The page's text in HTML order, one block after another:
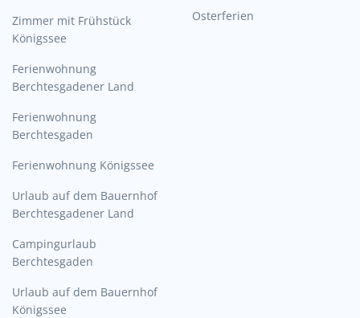
Zimmer mit Frühstück
Königssee
Ferienwohnung
Berchtesgadener Land
Ferienwohnung
Berchtesgaden
Ferienwohnung Königssee
Urlaub auf dem Bauernhof
Berchtesgadener Land
Campingurlaub
Berchtesgaden
Urlaub auf dem Bauernhof
Königssee
Osterferien